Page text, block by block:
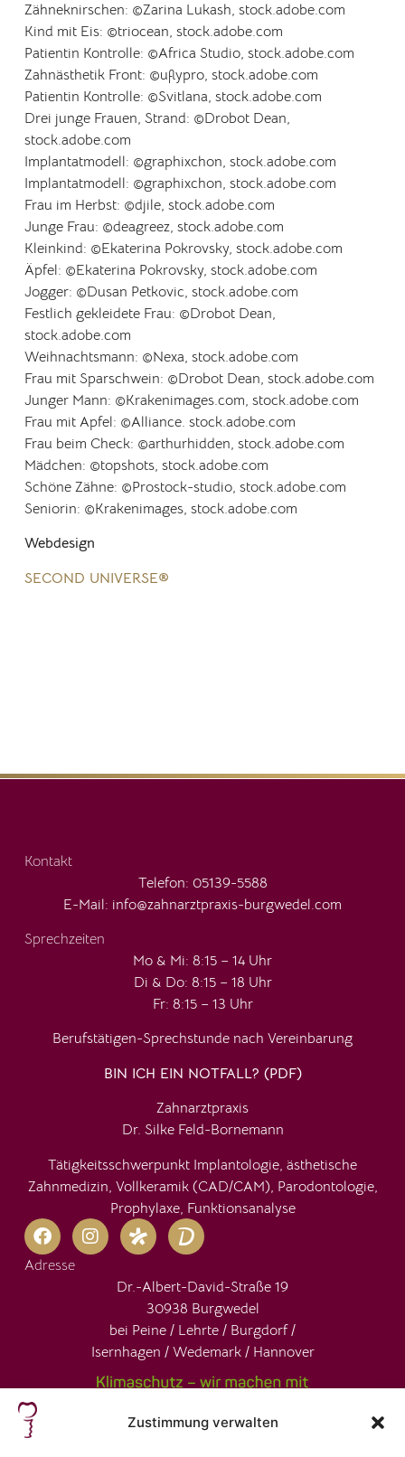
Zustimmung verwalten
Zähneknirschen: ©Zarina Lukash, stock.adobe.com
Kind mit Eis: ©triocean, stock.adobe.com
Patientin Kontrolle: ©Africa Studio, stock.adobe.com
Zahnästhetik Front: ©uflypro, stock.adobe.com
Patientin Kontrolle: ©Svitlana, stock.adobe.com
Drei junge Frauen, Strand: ©Drobot Dean,
stock.adobe.com
Implantatmodell: ©graphixchon, stock.adobe.com
Implantatmodell: ©graphixchon, stock.adobe.com
Frau im Herbst: ©djile, stock.adobe.com
Junge Frau: ©deagreez, stock.adobe.com
Kleinkind: ©Ekaterina Pokrovsky, stock.adobe.com
Äpfel: ©Ekaterina Pokrovsky, stock.adobe.com
Jogger: ©Dusan Petkovic, stock.adobe.com
Festlich gekleidete Frau: ©Drobot Dean,
stock.adobe.com
Weihnachtsmann: ©Nexa, stock.adobe.com
Frau mit Sparschwein: ©Drobot Dean, stock.adobe.com
Junger Mann: ©Krakenimages.com, stock.adobe.com
Frau mit Apfel: ©Alliance. stock.adobe.com
Frau beim Check: ©arthurhidden, stock.adobe.com
Mädchen: ©topshots, stock.adobe.com
Schöne Zähne: ©Prostock-studio, stock.adobe.com
Seniorin: ©Krakenimages, stock.adobe.com
Webdesign
SECOND UNIVERSE®
Zahnarztpraxis
Dr. Silke Feld-Bornemann
Tätigkeitsschwerpunkt Implantologie, ästhetische
Zahnmedizin, Vollkeramik (CAD/CAM), Parodontologie,
Prophylaxe, Funktionsanalyse
Adresse
Dr.-Albert-David-Straße 19
30938 Burgwedel
bei Peine / Lehrte / Burgdorf /
Isernhagen / Wedemark / Hannover
Kontakt
Telefon: 05139-5588
E-Mail: info@zahnarztpraxis-burgwedel.com
Sprechzeiten
Mo & Mi: 8:15 – 14 Uhr
Di & Do: 8:15 – 18 Uhr
Fr: 8:15 – 13 Uhr
Berufstätigen-Sprechstunde nach Vereinbarung
BIN ICH EIN NOTFALL? (PDF)